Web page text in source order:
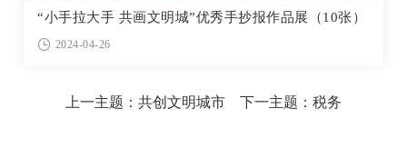
“小手拉大手 共画文明城”优秀手抄报作品展（10张）
2024-04-26
上一主题： 共创文明城市 下一主题： 税务